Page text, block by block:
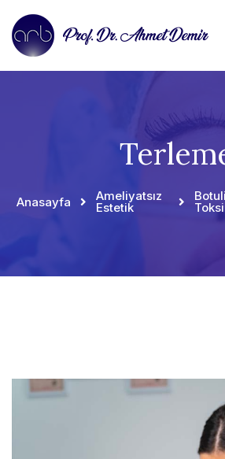
Anasayfa Ameliyatsız
Estetik